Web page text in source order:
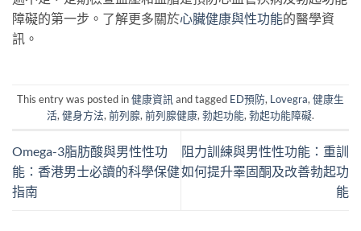
障礙的第一步。了解更多關於心臟健康與性功能的醫學資
訊。
This entry was posted in健康資訊 and tagged ED預防, Lovegra, 健康生
活, 健身方法, 前列腺, 前列腺健康, 勃起功能, 勃起功能障礙.
Omega-3脂肪酸與男性性功
能：香港男士必讀的科學保健
指南
阻力訓練與男性性功能：重訓
如何提升睪固酮及改善勃起功
能